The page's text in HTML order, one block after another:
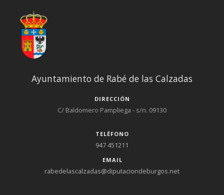
Ayuntamiento de Rabé de las Calzadas
DIRECCIÓN
C/ Baldomero Pampliega - s/n. 09130
TELÉFONO
947 451211
EMAIL
rabedelascalzadas@diputaciondeburgos.net